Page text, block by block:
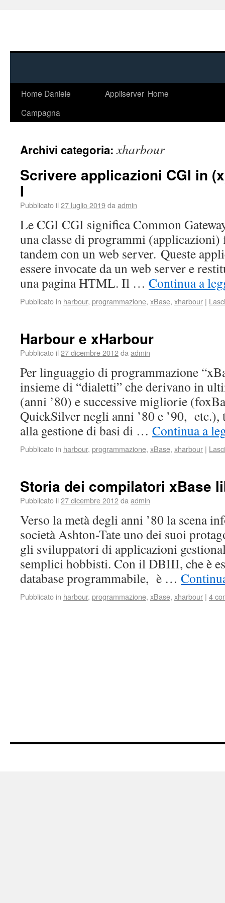
Home Daniele
Campagna
Appliserver Home
Archivi categoria:xharbour
Scrivere applicazioni CGI in
I
Pubblicato il 27 luglio 2019da admin
Le CGI CGI significa Common
una classe di programmi
tandem con un web server. Queste
essere invocate da un web server e
una pagina HTML. Il … Continua a
Pubblicato in harbour, programmazione, xBase, xharbour |
Harbour e xHarbour
Pubblicato il 27 dicembre 2012da admin
Per linguaggio di programmazione
insieme di “dialetti” che derivano in
(anni ’80) e successive migliorie
QuickSilver negli anni ’80 e ’90,
alla gestione di basi di … Continua a
Pubblicato in harbour, programmazione, xBase, xharbour |
Storia dei compilatori xBase
Pubblicato il 27 dicembre 2012da admin
Verso la metà degli anni ’80 la scena
società Ashton-Tate uno dei suoi
gli sviluppatori di applicazioni
semplici hobbisti. Con il DBIII, che è
database programmabile, è …
Pubblicato in harbour, programmazione, xBase, xharbour | 4